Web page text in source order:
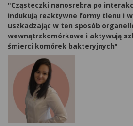
"Cząsteczki nanosrebra po
indukują reaktywne formy tlenu i
uszkadzając w ten sposób
wewnątrzkomórkowe i aktywują
śmierci komórek bakteryjnych"